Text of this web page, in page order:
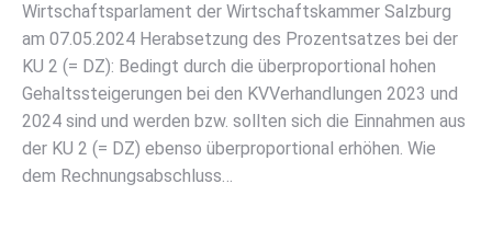
Wirtschaftsparlament der Wirtschaftskammer Salzburg
am 07.05.2024 Herabsetzung des Prozentsatzes bei der
KU 2 (= DZ): Bedingt durch die überproportional hohen
Gehaltssteigerungen bei den KV­Verhandlungen 2023 und
2024 sind und werden bzw. sollten sich die Einnahmen aus
der KU 2 (= DZ) ebenso überproportional erhöhen. Wie
dem Rechnungsabschluss…